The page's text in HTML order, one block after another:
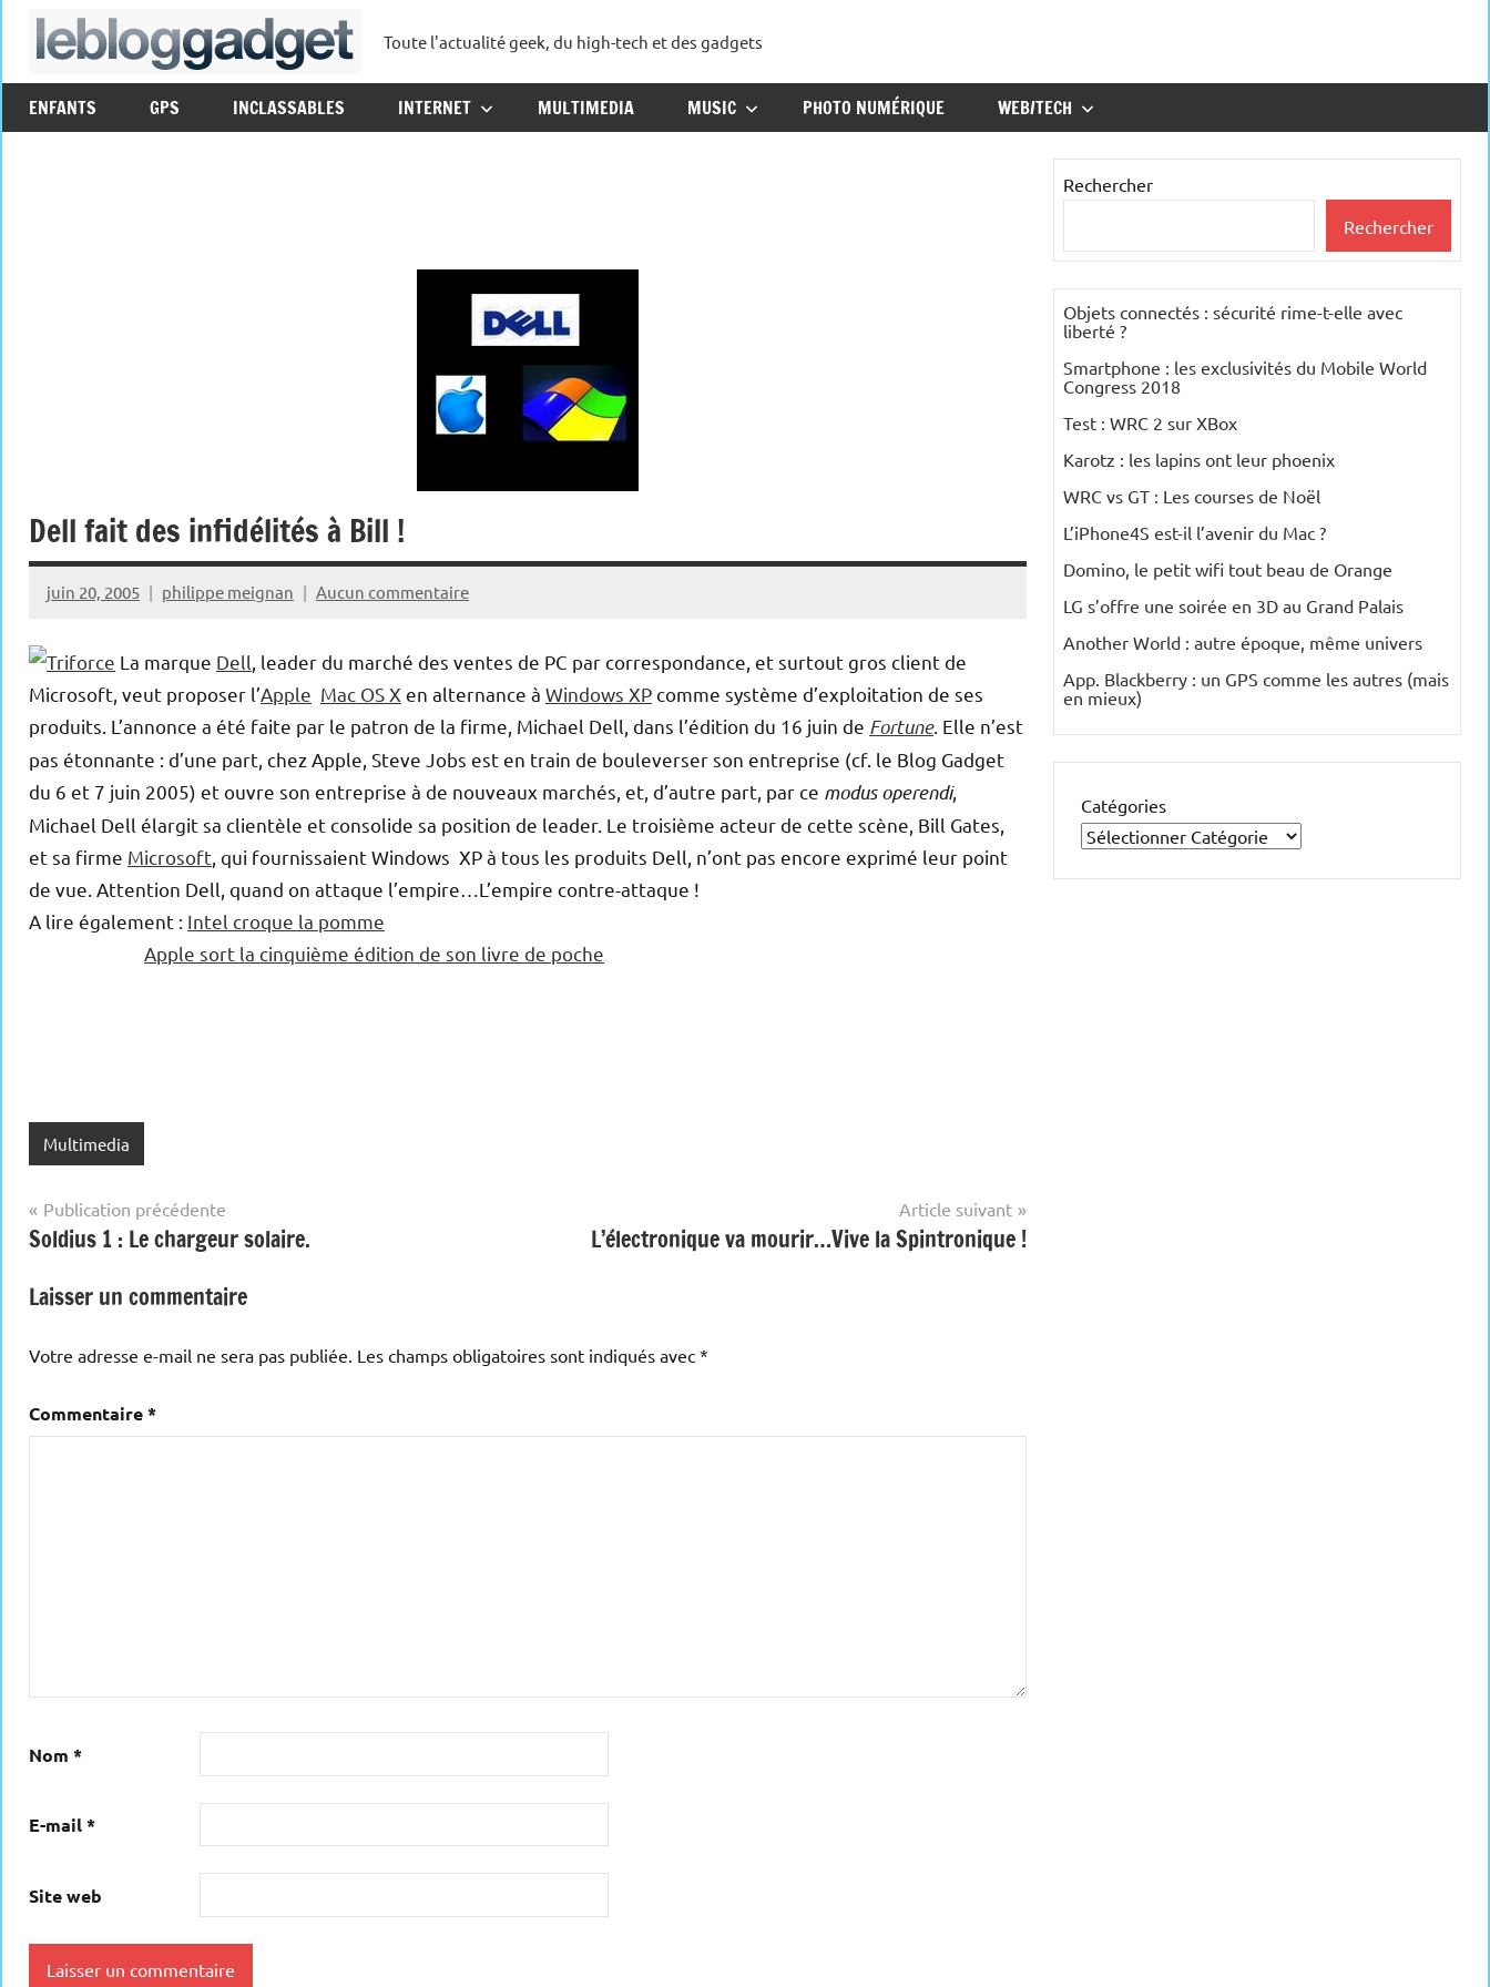
Aller
lebloggadget
Toute l'actualité geek, du high-tech et des gadgets
ENFANTS GPS INCLASSABLES INTERNET MULTIMEDIA MUSIC PHOTO NUMÉRIQUE WEB/TECH
Dell fait des infidélités à Bill !
juin 20, 2005 philippe meignan Aucun commentaire
La marque Dell , leader du marché des ventes de PC par correspondance, et surtout gros client de
Microsoft, veut proposer l’Apple Mac OS X en alternance à Windows XPcomme système d’exploitation de ses
produits. L’annonce a été faite par le patron de la firme, Michael Dell, dans l’édition du 16 juin de Fortune. Elle n’est
pas étonnante : d’une part, chez Apple, Steve Jobs est en train de bouleverser son entreprise (cf. le Blog Gadget
du 6 et 7 juin 2005) et ouvre son entreprise à de nouveaux marchés, et, d’autre part, par ce modus operendi,
Michael Dell élargit sa clientèle et consolide sa position de leader. Le troisième acteur de cette scène, Bill Gates,
et sa firme Microsoft , qui fournissaient Windows XP à tous les produits Dell, n’ont pas encore exprimé leur point
de vue. Attention Dell, quand on attaque l’empire…L’empire contre-attaque !
A lire également : Intel croque la pomme
Apple sort la cinquième édition de son livre de poche
Multimedia
Navigation
de
l’article
Publication précédente
Soldius 1 : Le chargeur solaire.
Article suivant
L’électronique va mourir…Vive la Spintronique !
Laisser un commentaire
Votre adresse e-mail ne sera pas publiée. Les champs obligatoires sont indiqués avec *
Commentaire*
Nom *
E-mail*
Site web
Rechercher
Rechercher
Objets connectés : sécurité rime-t-elle avec
liberté ?
Smartphone : les exclusivités du Mobile World
Congress 2018
Test : WRC 2 sur XBox
Karotz : les lapins ont leur phoenix
WRC vs GT : Les courses de Noël
L’iPhone4S est-il l’avenir du Mac ?
Domino, le petit wifi tout beau de Orange
LG s’offre une soirée en 3D au Grand Palais
Another World : autre époque, même univers
App. Blackberry : un GPS comme les autres (mais
en mieux)
Catégories